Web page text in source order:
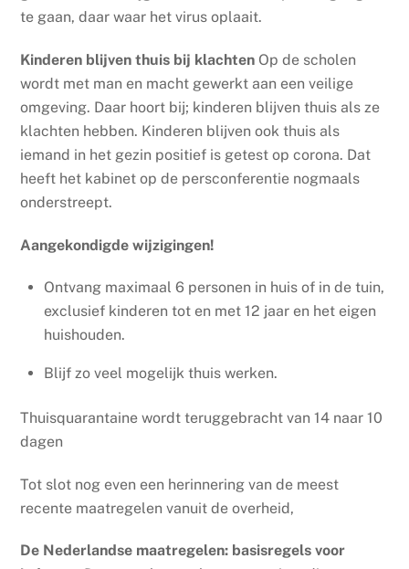
te gaan, daar waar het virus oplaait.
Kinderen blijven thuis bij klachten Op de scholen
wordt met man en macht gewerkt aan een veilige
omgeving. Daar hoort bij; kinderen blijven thuis als ze
klachten hebben. Kinderen blijven ook thuis als
iemand in het gezin positief is getest op corona. Dat
heeft het kabinet op de persconferentie nogmaals
onderstreept.
Aangekondigde wijzigingen!
Ontvang maximaal 6 personen in huis of in de tuin,
exclusief kinderen tot en met 12 jaar en het eigen
huishouden.
Blijf zo veel mogelijk thuis werken.
Thuisquarantaine wordt teruggebracht van 14 naar 10
dagen
Tot slot nog even een herinnering van de meest
recente maatregelen vanuit de overheid,
De Nederlandse maatregelen: basisregels voor